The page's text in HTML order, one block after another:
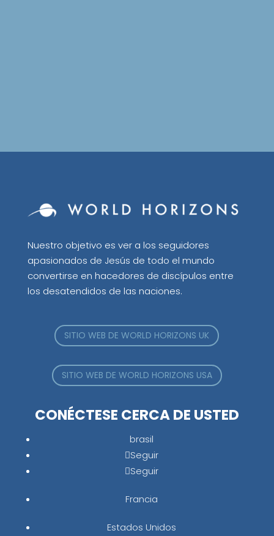
Nuestro objetivo es ver a los seguidores
apasionados de Jesús de todo el mundo
convertirse en hacedores de discípulos entre
los desatendidos de las naciones.
SITIO WEB DE WORLD HORIZONS UK
SITIO WEB DE WORLD HORIZONS USA
CONÉCTESE CERCA DE USTED
brasil
Seguir
Seguir
Francia
Estados Unidos